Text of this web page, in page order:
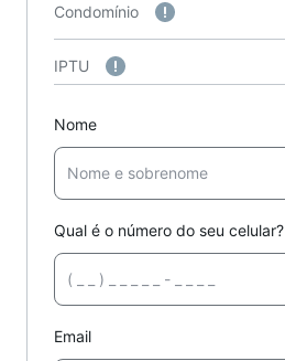
Condomínio
IPTU
Nome
Qual é o número do seu celular?
Email